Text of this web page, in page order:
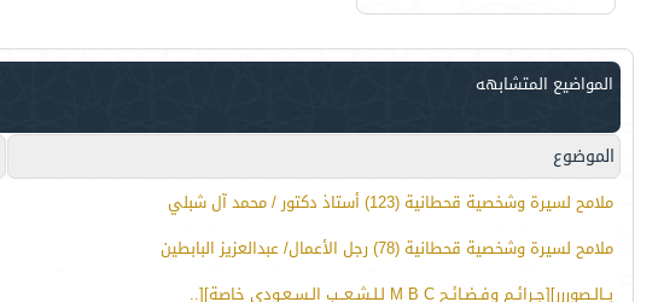
المواضيع المتشابهه
الموضوع
ملامح لسيرة وشخصية قحطانية (123) أستاذ دكتور / محمد آل شبلي
ملامح لسيرة وشخصية قحطانية (78) رجل الأعمال/ عبدالعزيز البابطين
بــالـصوررر][جـرائـم وفـضـائـح M B C لـلـشـعــب الـسـعـودي خاصة][..